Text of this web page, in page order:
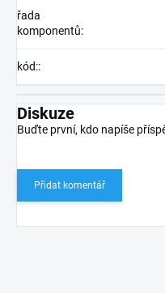
řada
komponentů:
kód::
Diskuze
Buďte první, kdo napíše
Přidat komentář